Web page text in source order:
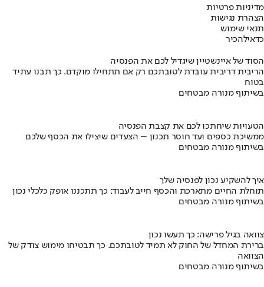
מדיניות פרטיות
הצהרת נגישות
תנאי שימוש
כדאילהכיר
הסוד של איינשטיין שיגדיל לכם את הפנסיה
הריבית דריבית עובדת לטובתכם רק אם תתחילו מוקדם. כך תבנו עתיד
בטוח
בשיתוף מנורה מבטחים
הטעויות שיחתכו לכם את קצבת הפנסיה
ממשיכת כספים ועד חוסר תכנון – הצעדים שיצילו את הכסף שלכם
בשיתוף מנורה מבטחים
איך להשקיע נכון לפנסיה שלך
תוחלת החיים מתארכת והכסף חייב לעבוד: כך תתכננו אופק כלכלי נכון
בשיתוף מנורה מבטחים
צוואה בגיל פרישה: כך תעשו נכון
ברירת המחדל של החוק לא תמיד לטובתכם. כך תבטיחו מימוש צודק של
הצוואה
בשיתוף מנורה מבטחים